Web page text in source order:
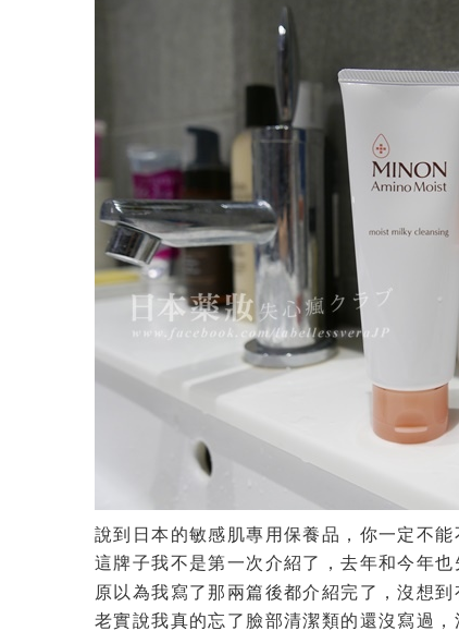
說到日本的敏感肌專用保養品，你一定不
這牌子我不是第一次介紹了，去年和今年
原以為我寫了那兩篇後都介紹完了，沒想
老實說我真的忘了臉部清潔類的還沒寫過